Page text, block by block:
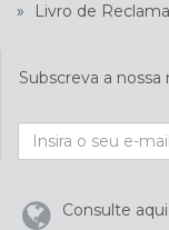
»
Livro de
Subscreva a
Consulte